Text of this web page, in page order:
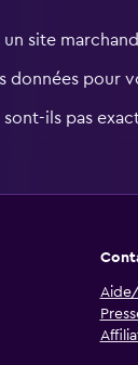
site marchand
données pour
ils pas